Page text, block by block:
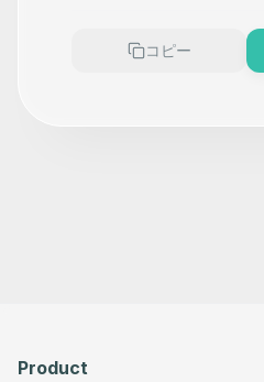
コピー
Product